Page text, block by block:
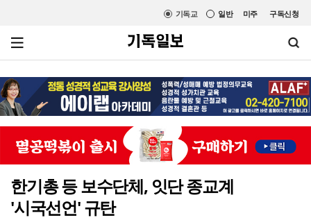
미주 구독신청
일반
기독교
한기총 등 보수단체, 잇단 종교계
'시국선언' 규탄